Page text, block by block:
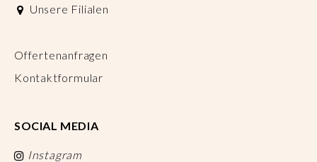
Unsere Filialen
Offertenanfragen
Kontaktformular
SOCIAL MEDIA
Instagram